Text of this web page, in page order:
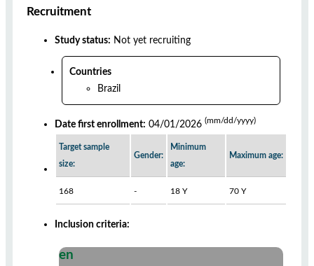
Recruitment
Study status: Not yet recruiting
Countries
Brazil
Date first enrollment: 04/01/2026 (mm/dd/yyyy)
Target sample
size:
Gender:
Minimum
age:
Maximum age:
168 - 18 Y 70 Y
Inclusion criteria:
en